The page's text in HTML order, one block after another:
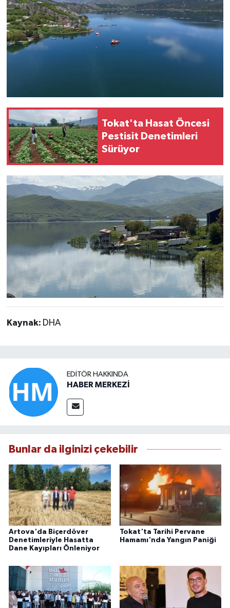
Tokat'ta Hasat Öncesi
Pestisit Denetimleri
Sürüyor
Kaynak: DHA
EDITÖR HAKKINDA
HABER MERKEZİ
Bunlar da ilginizi çekebilir
Artova'da Biçerdöver
Denetimleriyle Hasatta
Dane Kayıpları Önleniyor
Tokat'ta Tarihi Pervane
Hamamı'nda Yangın Paniği